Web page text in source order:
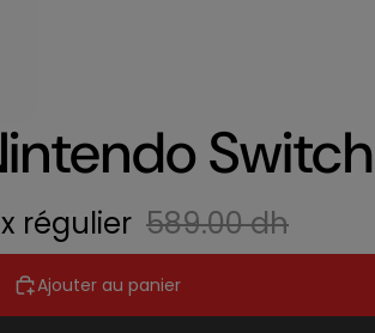
régulier 589.00 dh
Ajouter au panier